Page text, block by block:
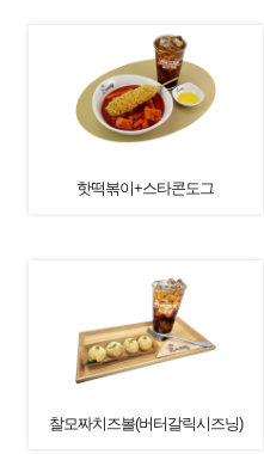
핫떡볶이+스타콘도그
찰모짜치즈볼(버터갈릭시즈닝)